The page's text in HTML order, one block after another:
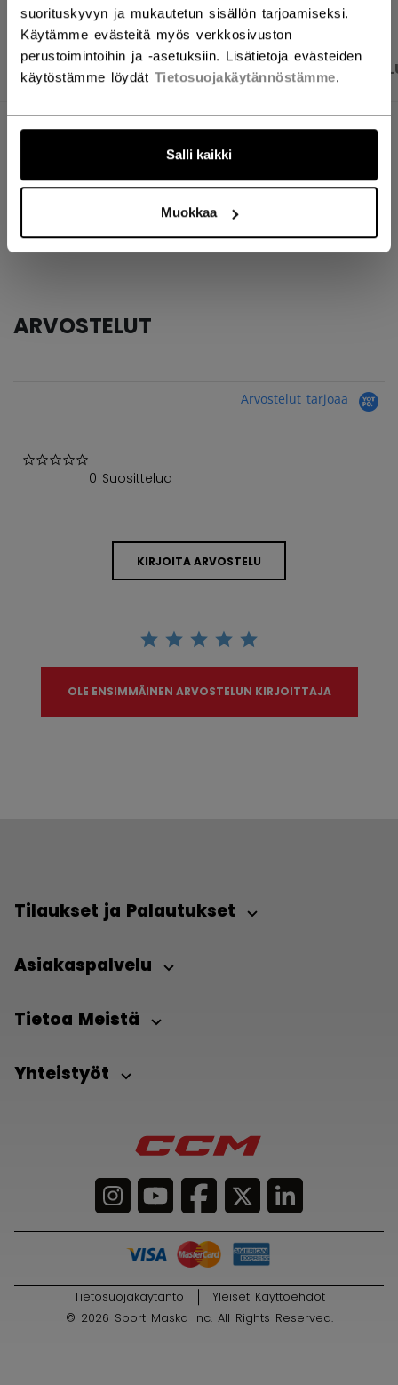
suorituskyvyn ja mukautetun sisällön tarjoamiseksi.
Käytämme evästeitä myös verkkosivuston
perustoimintoihin ja -asetuksiin. Lisätietoja evästeiden
käytöstämme löydät Tietosuojakäytännöstämme.
Salli kaikki
Muokkaa
TUOTEKUVAT TEKNISET TIEDOT
TEKNISET TIEDOT
TUNNUS
Senior
COLLECTION
CGJ
ARVOSTELUT
Arvostelut tarjoaa
0 Suosittelua
KIRJOITA ARVOSTELU
OLE ENSIMMÄINEN ARVOSTELUN KIRJOITTAJA
Tilaukset ja Palautukset
Asiakaspalvelu
Tietoa Meistä
Yhteistyöt
© 2026 Sport Maska Inc. All Rights Reserved.
Tietosuojakäytäntö Yleiset Käyttöehdot